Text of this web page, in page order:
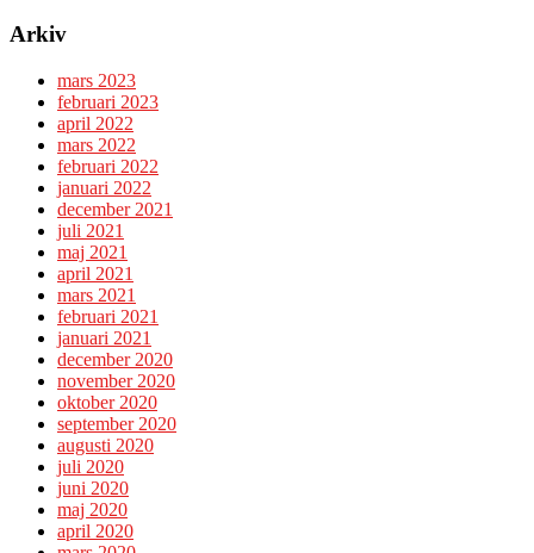
Arkiv
mars 2023
februari 2023
april 2022
mars 2022
februari 2022
januari 2022
december 2021
juli 2021
maj 2021
april 2021
mars 2021
februari 2021
januari 2021
december 2020
november 2020
oktober 2020
september 2020
augusti 2020
juli 2020
juni 2020
maj 2020
april 2020